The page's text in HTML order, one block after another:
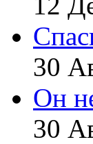
30
Он
30